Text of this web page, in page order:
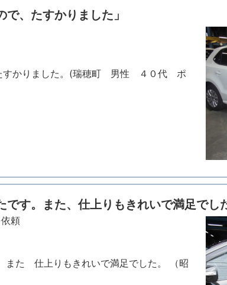
で、たすかりました」
すかりました。(瑞穂町 男性 ４０代 ポ
です。また、仕上りもきれいで満足でし
頼
また 仕上りもきれいで満足でした。 （昭